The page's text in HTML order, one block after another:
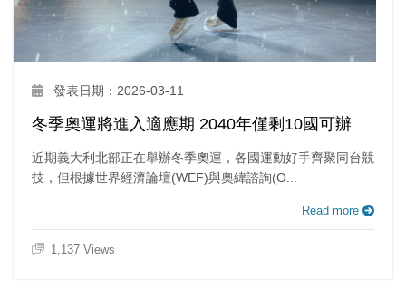
發表日期：2026-03-11
冬季奧運將進入適應期 2040年僅剩10國可辦
近期義大利北部正在舉辦冬季奧運，各國運動好手齊聚同台競
技，但根據世界經濟論壇(WEF)與奧緯諮詢(O...
Read more
1,137 Views